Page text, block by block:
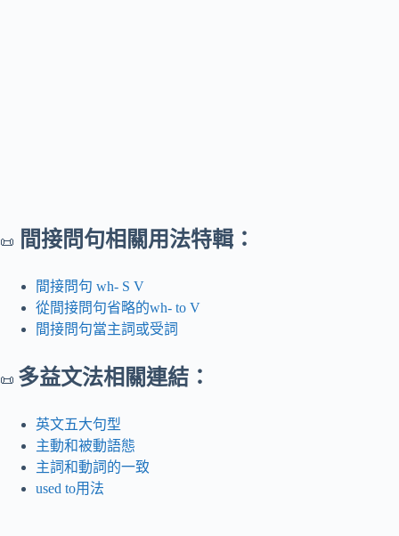
📜 間接問句相關用法特輯：
間接問句 wh- S V
從間接問句省略的wh- to V
間接問句當主詞或受詞
📜 多益文法相關連結：
英文五大句型
主動和被動語態
主詞和動詞的一致
used to用法